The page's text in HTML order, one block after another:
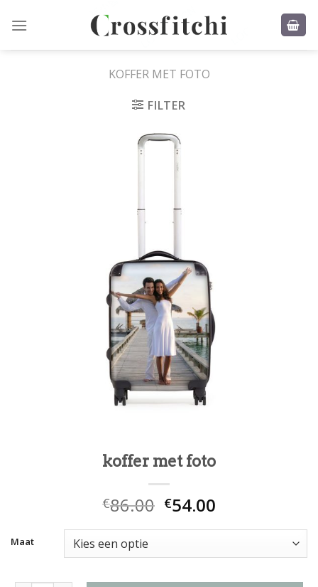
KOFFER MET FOTO
FILTER
koffer met foto
€86.00 €54.00
Maat